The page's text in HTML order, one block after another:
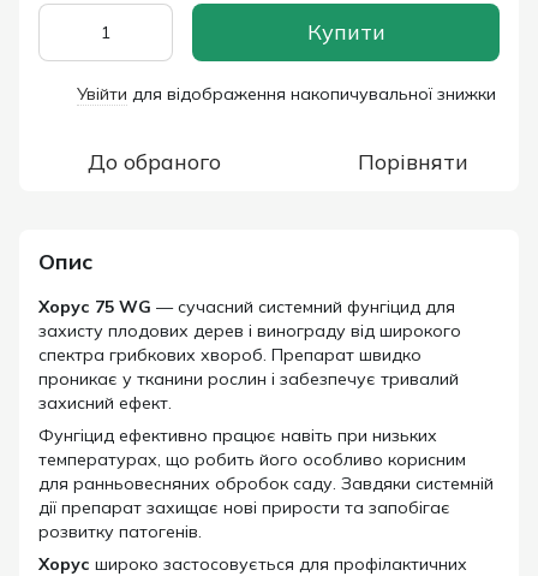
Купити
Увійти для відображення накопичувальної знижки
До обраного Порівняти
Опис
Хорус 75 WG — сучасний системний фунгіцид для
захисту плодових дерев і винограду від широкого
спектра грибкових хвороб. Препарат швидко
проникає у тканини рослин і забезпечує тривалий
захисний ефект.
Фунгіцид ефективно працює навіть при низьких
температурах, що робить його особливо корисним
для ранньовесняних обробок саду. Завдяки системній
дії препарат захищає нові прирости та запобігає
розвитку патогенів.
Хорус широко застосовується для профілактичних